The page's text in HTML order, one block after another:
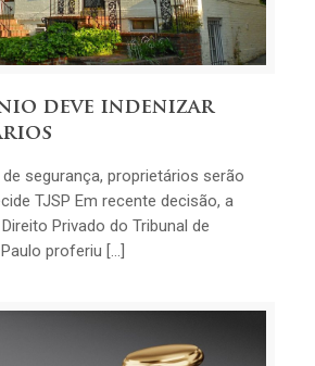
deve indenizar
segurança, proprietários serão
TJSP Em recente decisão, a
Privado do Tribunal de
proferiu […]